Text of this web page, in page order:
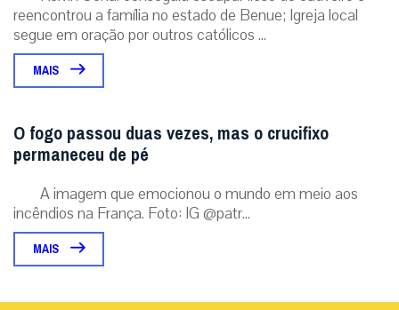
reencontrou a família no estado de Benue; Igreja local
segue em oração por outros católicos ...
MAIS
O fogo passou duas vezes, mas o crucifixo
permaneceu de pé
A imagem que emocionou o mundo em meio aos
incêndios na França. Foto: IG @patr...
MAIS